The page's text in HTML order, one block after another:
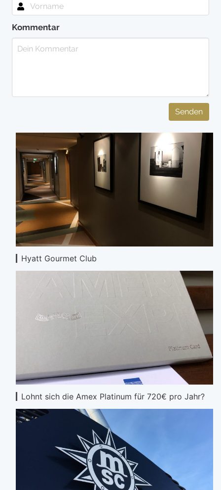
Kommentar
Senden
Hyatt Gourmet Club
Lohnt sich die Amex Platinum für 720€ pro Jahr?